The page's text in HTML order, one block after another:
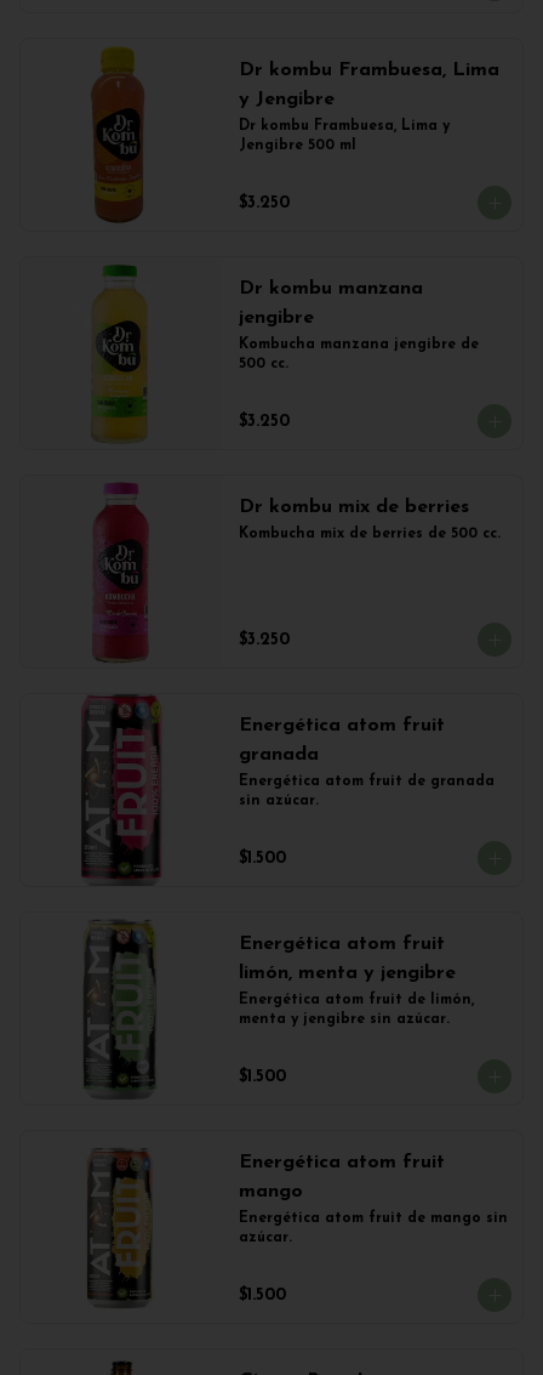
Dr kombu Frambuesa, Lima
y Jengibre
Dr kombu Frambuesa, Lima y
Jengibre 500 ml
$3.250
Dr kombu manzana
jengibre
Kombucha manzana jengibre de
500 cc.
$3.250
Dr kombu mix de berries
Kombucha mix de berries de 500 cc.
$3.250
Energética atom fruit
granada
Energética atom fruit de granada
sin azúcar.
$1.500
Energética atom fruit
limón, menta y jengibre
Energética atom fruit de limón,
menta y jengibre sin azúcar.
$1.500
Energética atom fruit
mango
Energética atom fruit de mango sin
azúcar.
$1.500